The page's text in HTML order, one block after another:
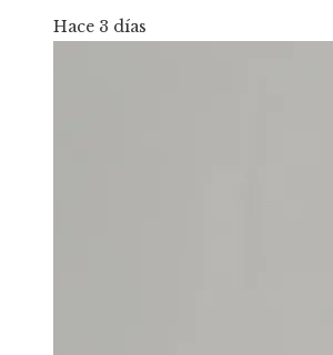
Hace 3 días